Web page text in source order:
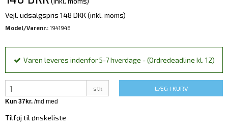
Vejl. udsalgspris 148 DKK(inkl. moms)
Model/Varenr.: 1941948
Varen leveres indenfor 5-7 hverdage - (Ordredeadline kl. 12)
stk LÆG I KURV
Tilføj til ønskeliste